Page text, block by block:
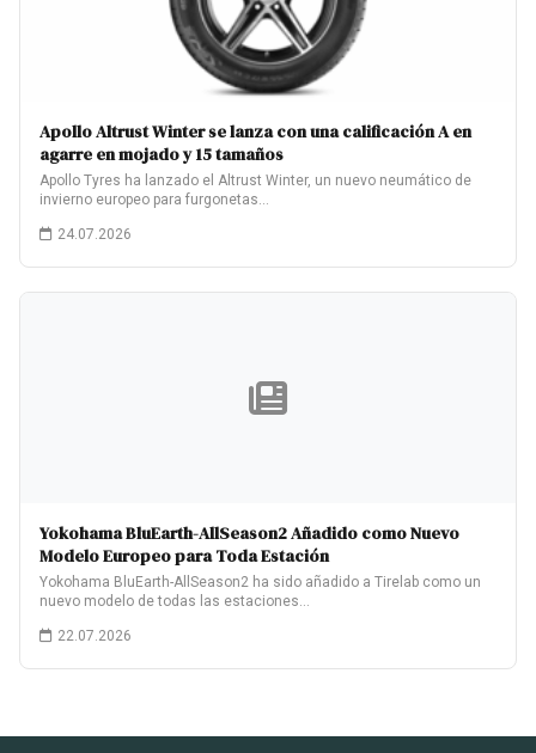
Apollo Altrust Winter se lanza con una calificación A en
agarre en mojado y 15 tamaños
Apollo Tyres ha lanzado el Altrust Winter, un nuevo neumático de
invierno europeo para furgonetas…
24.07.2026
Yokohama BluEarth-AllSeason2 Añadido como Nuevo
Modelo Europeo para Toda Estación
Yokohama BluEarth-AllSeason2 ha sido añadido a Tirelab como un
nuevo modelo de todas las estaciones…
22.07.2026